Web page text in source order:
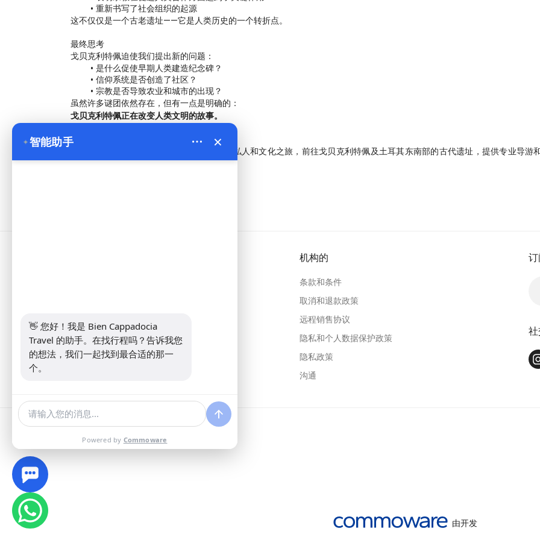
重新书写了社会组织的起源
这不仅仅是一个古老遗址——它是人类历史的一个转折点。
最终思考
戈贝克利特佩迫使我们提出新的问题：
是什么促使早期人类建造纪念碑？
信仰系统是否创造了社区？
宗教是否导致农业和城市的出现？
虽然许多谜团依然存在，但有一点是明确的：
戈贝克利特佩正在改变人类文明的故事。
探索文明的起源
，我们组织私人和文化之旅，前往戈贝克利特佩及土耳其东南部的古代遗址，提供专业导游
旅行体验。
电子邮件:
info@biencappadocia.com
机构的
条款和条件
取消和退款政策
远程销售协议
隐私和个人数据保护政策
隐私政策
沟通
由开发
✦智能助手 ×
👋 您好！我是 Bien Cappadocia
Travel 的助手。在找行程吗？告诉我您
的想法，我们一起找到最合适的那一
个。
Powered by Commoware